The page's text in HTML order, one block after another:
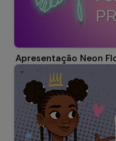
Apresentação Neon